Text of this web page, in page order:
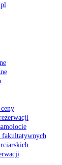
fakultatywnych